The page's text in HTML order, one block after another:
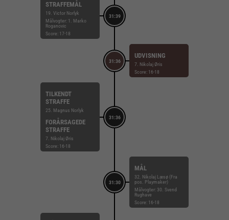
31:39
STRAFFEMÅL
19. Victor Norlyk
Målvogter: 1. Marko
Roganovic
Score: 17-18
31:36
UDVISNING
7. Nikolaj Øris
Score: 16-18
31:36
TILKENDT
STRAFFE
25. Magnus Norlyk
FORÅRSAGEDE
STRAFFE
7. Nikolaj Øris
Score: 16-18
31:30
MÅL
32. Nikolaj Læsø (Fra
pos. Playmaker)
Målvogter: 30. Svend
Rughave
Score: 16-18